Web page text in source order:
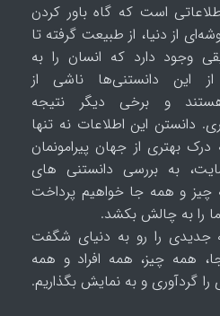
است که گاه باور کردن
از دنیا، از طبیعت گرفته تا
وجود دارد که انسان را به
این دانستنی‌ها ناشی از
و برخی دیگر نتیجه
دانستن این اطلاعات نه تنها
بهتری از جهان پیرامونمان
به بررسی دانستنی های
چیز و همه جا خواهیم پرداخت
را به چالش بکشد.
جدیدی را رو به دنیای شگفت
همه چیز، همه افراد و همه
گردآوری و به نمایش بگذاریم.